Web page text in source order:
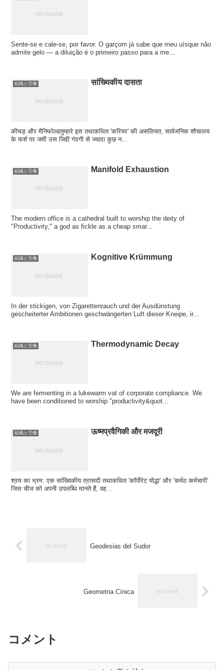
Sente-se e cale-se, por favor. O garçom já sabe que meu uísque não
admite gelo — a diluição é o primeiro passo para a me...
組織と労働 सांख्यिकीय दासता
कीचड़ और मैनिफोल्डतुम्हारे इस तथाकथित 'करियर' की असलियत, सार्वजनिक शौचालय
के फर्श पर जमी उस जिद्दी गंदगी से ज्यादा कुछ न...
組織と労働 Manifold Exhaustion
The modern office is a cathedral built to worship the deity of
"Productivity," a god as fickle as a cheap smar...
組織と労働 Kognitive Krümmung
In der stickigen, von Zigarettenrauch und der Ausdünstung
gescheiterter Ambitionen geschwängerten Luft dieser Kneipe, ir...
組織と労働 Thermodynamic Decay
We are fermenting in a lukewarm vat of corporate compliance. We
have been conditioned to worship "productivity&quot...
組織と労働 ऊष्मप्रवैगिकी और मजदूरी
श्रम का भ्रम: एक सांख्यिकीय त्रासदी तथाकथित 'कॉर्पोरेट योद्धा' और 'कर्मठ कर्मचारी'
जिस चीज को अपनी उपलब्धि मानते हैं, वह...
Geodesias del Sudor
Geometria Cínica
コメント